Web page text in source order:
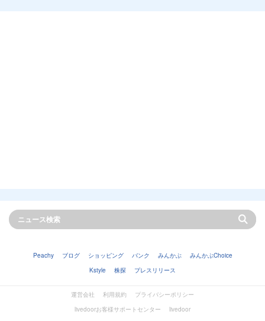
Peachy ブログ ショッピング バンク みんかぶ
みんかぶChoice
Kstyle
株探 プレスリリース
運営会社 利用規約
プライバシーポリシー
livedoorお客様サポートセンター
livedoor